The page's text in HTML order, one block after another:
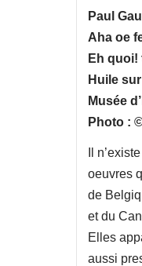
Paul
Aha oe
Eh quoi!
Huile
Musée
Photo :
Il
oeuvres
de
et du
Elles
aussi